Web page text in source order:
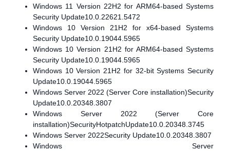
Windows 11 Version 22H2 for ARM64-based Systems
Security Update10.0.22621.5472
Windows 10 Version 21H2 for x64-based Systems
Security Update10.0.19044.5965
Windows 10 Version 21H2 for ARM64-based Systems
Security Update10.0.19044.5965
Windows 10 Version 21H2 for 32-bit Systems Security
Update10.0.19044.5965
Windows Server 2022 (Server Core installation)Security
Update10.0.20348.3807
Windows Server 2022 (Server Core
installation)SecurityHotpatchUpdate10.0.20348.3745
Windows Server 2022Security Update10.0.20348.3807
Windows Server